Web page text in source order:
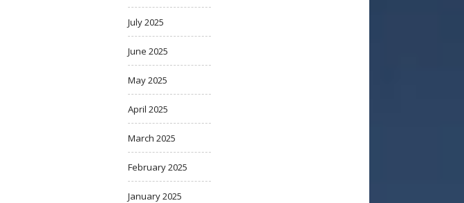
July 2025
June 2025
May 2025
April 2025
March 2025
February 2025
January 2025